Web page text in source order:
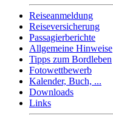
Reiseanmeldung
Reiseversicherung
Passagierberichte
Allgemeine Hinweise
Tipps zum Bordleben
Fotowettbewerb
Kalender, Buch, ...
Downloads
Links